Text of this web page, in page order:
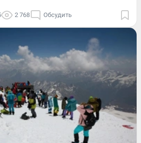
2 768 Обсудить